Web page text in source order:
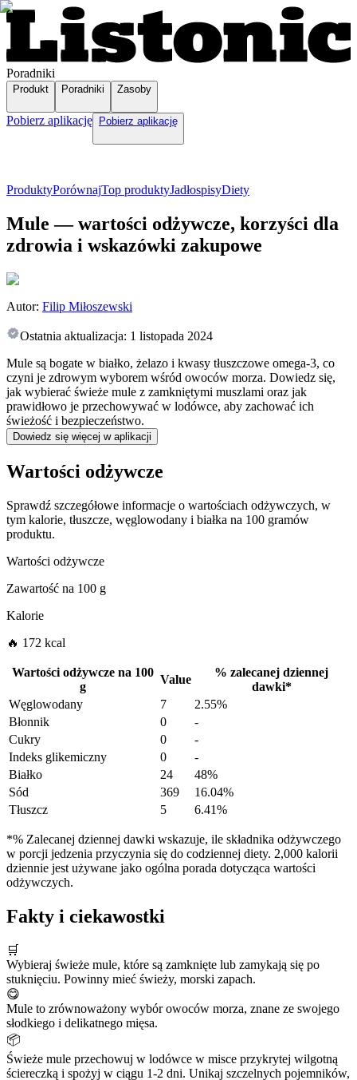
Poradniki
Produkt Poradniki Zasoby
Pobierz aplikację Pobierz aplikację
ProduktyPorównajTop produktyJadłospisyDiety
Mule — wartości odżywcze, korzyści dla
zdrowia i wskazówki zakupowe
Autor: Filip Miłoszewski
Ostatnia aktualizacja: 1 listopada 2024
Mule są bogate w białko, żelazo i kwasy tłuszczowe omega-3, co
czyni je zdrowym wyborem wśród owoców morza. Dowiedz się,
jak wybierać świeże mule z zamkniętymi muszlami oraz jak
prawidłowo je przechowywać w lodówce, aby zachować ich
świeżość i bezpieczeństwo.
Dowiedz się więcej w aplikacji
Wartości odżywcze
Sprawdź szczegółowe informacje o wartościach odżywczych, w
tym kalorie, tłuszcze, węglowodany i białka na 100 gramów
produktu.
Wartości odżywcze
Zawartość na 100 g
Kalorie
🔥 172 kcal
Wartości odżywcze na 100
g
Value
% zalecanej dziennej
dawki*
Węglowodany
7
2.55%
Błonnik
0
-
Cukry
0
-
Indeks glikemiczny
0
-
Białko
24
48%
Sód
369
16.04%
Tłuszcz
5 6.41%
*% Zalecanej dziennej dawki wskazuje, ile składnika odżywczego
w porcji jedzenia przyczynia się do codziennej diety. 2,000 kalorii
dziennie jest używane jako ogólna porada dotycząca wartości
odżywczych.
Fakty i ciekawostki
🛒
Wybieraj świeże mule, które są zamknięte lub zamykają się po
stuknięciu. Powinny mieć świeży, morski zapach.
😋
Mule to zrównoważony wybór owoców morza, znane ze swojego
słodkiego i delikatnego mięsa.
📦
Świeże mule przechowuj w lodówce w misce przykrytej wilgotną
ściereczką i spożyj w ciągu 1-2 dni. Unikaj szczelnych pojemników,